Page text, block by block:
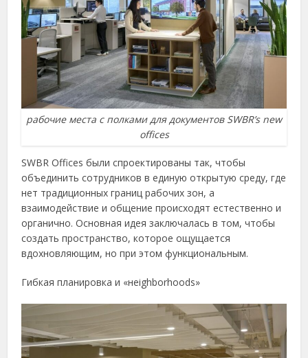
рабочие места с полками для документов SWBR’s new
offices
SWBR Offices были спроектированы так, чтобы
объединить сотрудников в единую открытую среду, где
нет традиционных границ рабочих зон, а
взаимодействие и общение происходят естественно и
органично. Основная идея заключалась в том, чтобы
создать пространство, которое ощущается
вдохновляющим, но при этом функциональным.
Гибкая планировка и «неighborhoods»